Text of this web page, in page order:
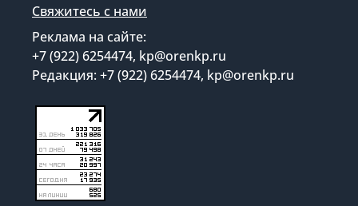
Свяжитесь с нами
Реклама на сайте:
+7 (922) 6254474, kp@orenkp.ru
Редакция: +7 (922) 6254474, kp@orenkp.ru